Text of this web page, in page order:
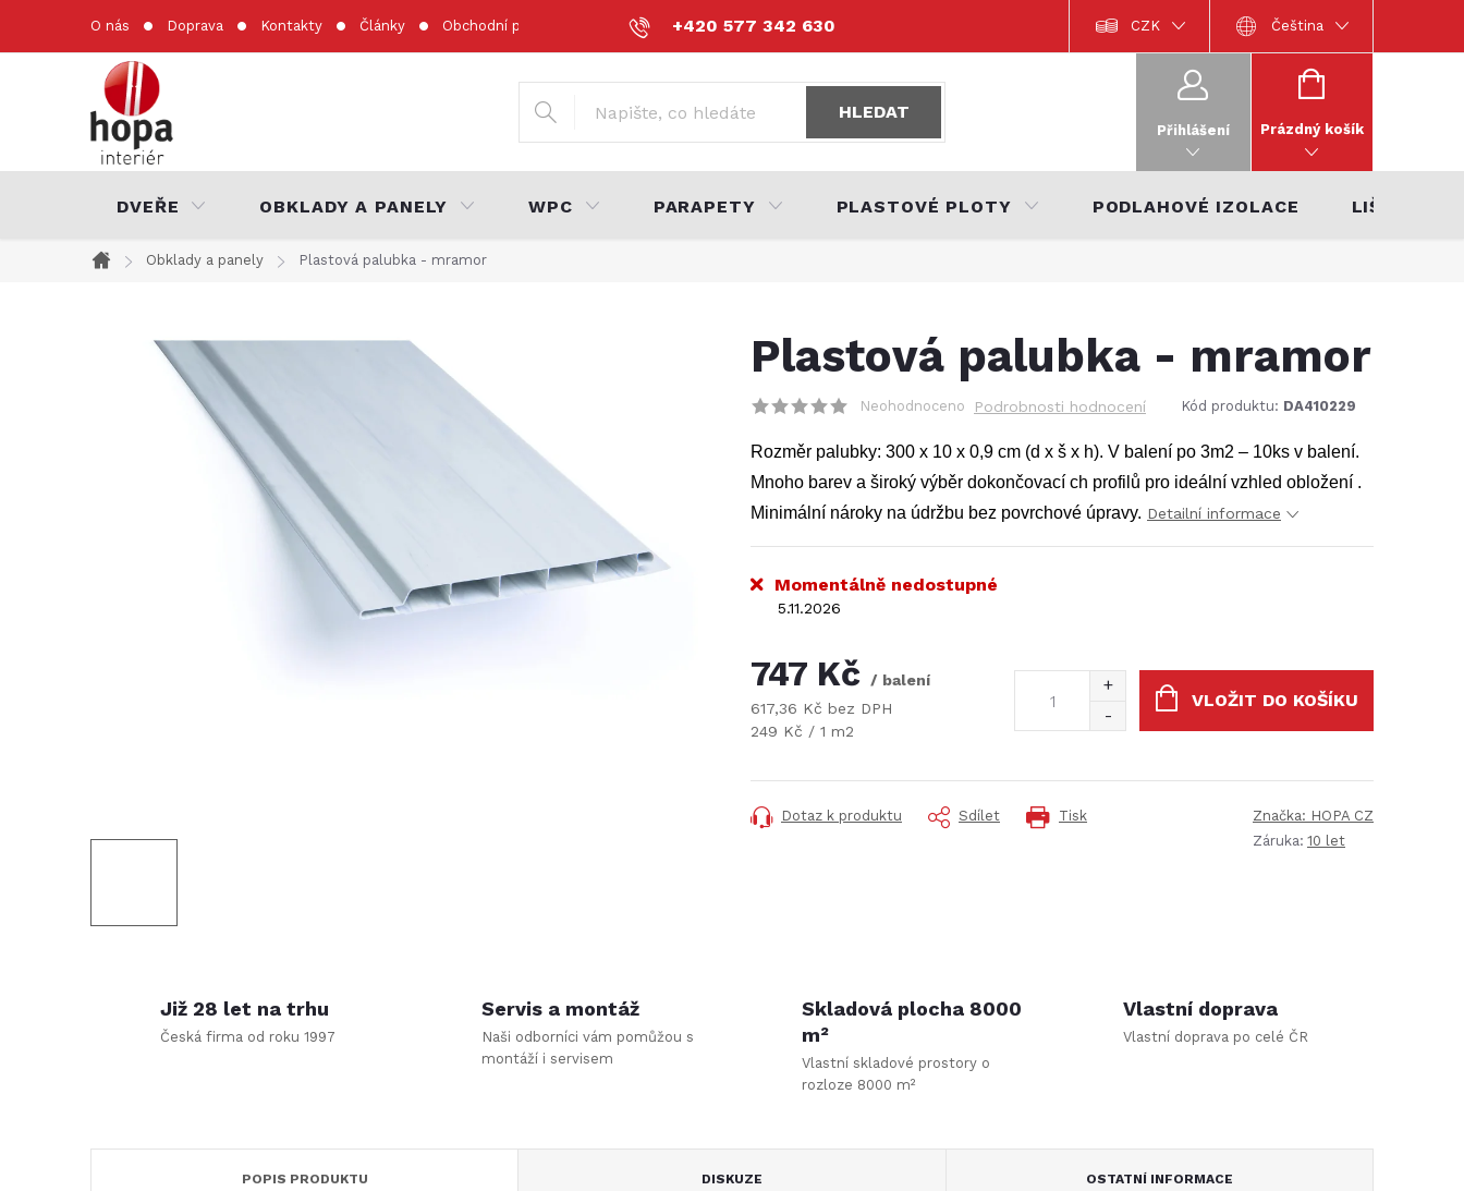
+420 577 342 630
O nás Doprava Kontakty Články Obchodní podmínky Podmínky ochrany osobních údajů Dokumentace k výrobkům Katalog interiérů 2022
CZK Čeština
HLEDAT
Přihlášení
NÁKUPNÍ
Prázdný košík
DVEŘE OBKLADY A PANELY WPC PARAPETY PLASTOVÉ PLOTY PODLAHOVÉ IZOLACE LIŠTY
Domů
Obklady a panely Plastová palubka - mramor
Plastová palubka - mramor
Neohodnoceno Podrobnosti hodnocení Kód produktu: DA410229
Rozměr palubky: 300 x 10 x 0,9 cm (d x š x h). V balení po 3m2 – 10ks v balení.
Mnoho barev a široký výběr dokončovací ch profilů pro ideální vzhled obložení .
Minimální nároky na údržbu bez povrchové úpravy. Detailní informace
Momentálně nedostupné
5.11.2026
747 Kč
/ balení
617,36 Kč bez DPH
Měrná
249 Kč / 1 m2
VLOŽIT DO KOŠÍKU
Tisk
Dotaz k produktu Sdílet Značka: HOPA CZ
Záruka: 10 let
Již 28 let na trhu
Česká firma od roku 1997
Servis a montáž
Naši odborníci vám pomůžou s
montáží i servisem
Skladová plocha 8000
m²
Vlastní skladové prostory o
rozloze 8000 m²
Vlastní doprava
Vlastní doprava po celé ČR
POPIS PRODUKTU DISKUZE OSTATNÍ INFORMACE